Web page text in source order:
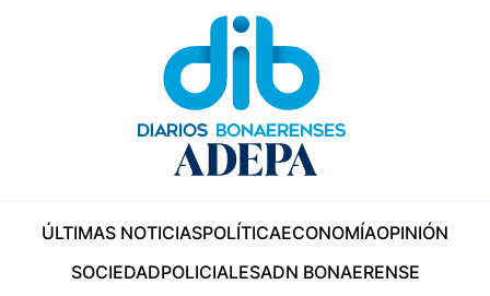
ÚLTIMAS NOTICIASPOLÍTICAECONOMÍAOPINIÓN
SOCIEDADPOLICIALESADN BONAERENSE